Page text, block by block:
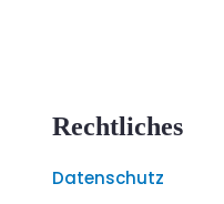
Rechtliches
Datenschutz